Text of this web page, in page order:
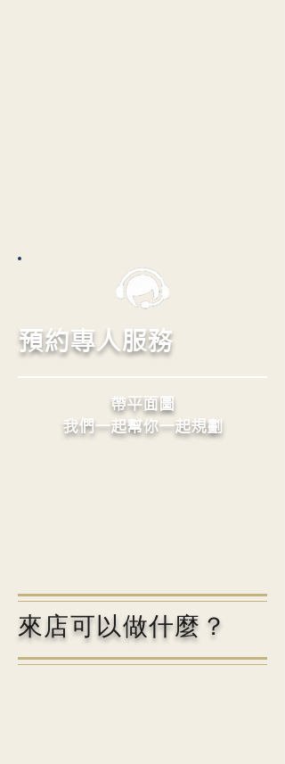
預約專人服務
帶平面圖
我們一起幫你一起規劃
來店可以做什麼？